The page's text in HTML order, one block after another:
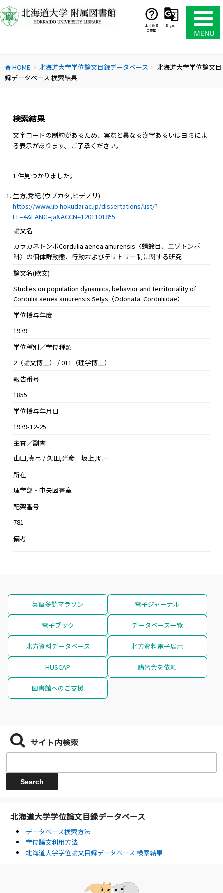
ン
テ
ス
キ
よくある
ご質問
English
home HOME chevron_right 北海道大学学位論文目録データベース chevron_right
北海道大学学位論文目
録データベース 検索結果
検索結果
文字コードの制約があるため、実際と異なる漢字あるいはヨミによ
る表示があります。ご了承ください。
1 件見つかりました。
生方,秀紀 (ウブカタ,ヒデノリ)
https://www.lib.hokudai.ac.jp/dissertations/list/?
FF=4&LANG=ja&ACCN=1201101855
論文名
カラカネトンボCordulia aenea amurensis〈蜻蛉目、エゾトンボ
科〉の個体群動態、行動およびテリトリー制に関する研究
論文名(欧文)
Studies on population dynamics, behavior and territoriality of
Cordulia aenea amurensis Selys（Odonata: Corduliidae）
学位授与年度
1979
学位種別／学位種類
2（論文博士） / 011（理学博士）
報告番号
1855
学位授与年月日
1979-12-25
主査／副査
山田,真弓 / 久田,光彦 坂上,昭一
所在
理学部・中央図書室
配架番号
781
備考
英語多読マラソン 電子ジャーナル
電子ブック データベース一覧
北方資料データベース 北方資料電子展示
HUSCAP 講習会を依頼
図書館へのご支援
サイト内検索
北海道大学学位論文目録データベース
データベース検索方法
学位論文利用方法
北海道大学学位論文目録データベース 検索結果